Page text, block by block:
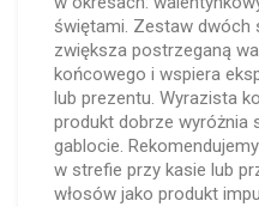
świętami. Zestaw dwóch
zwiększa postrzeganą
końcowego i wspiera
lub prezentu. Wyrazista
produkt dobrze wyróżnia
gablocie.
w strefie przy kasie lub
włosów jako produkt